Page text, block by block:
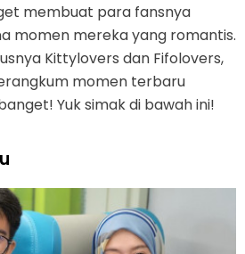
membuat para fansnya
momen mereka yang romantis.
Kittylovers dan Fifolovers,
momen terbaru
Yuk simak di bawah ini!